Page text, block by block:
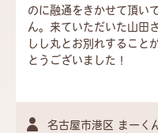
のに融通をきかせて頂い
ん。来ていただいた山田
しし丸とお別れすること
とうございました！
名古屋市港区 まーく